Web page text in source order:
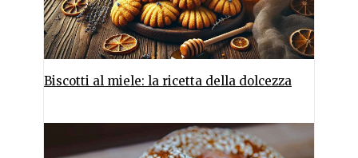
Biscotti al miele: la ricetta della dolcezza